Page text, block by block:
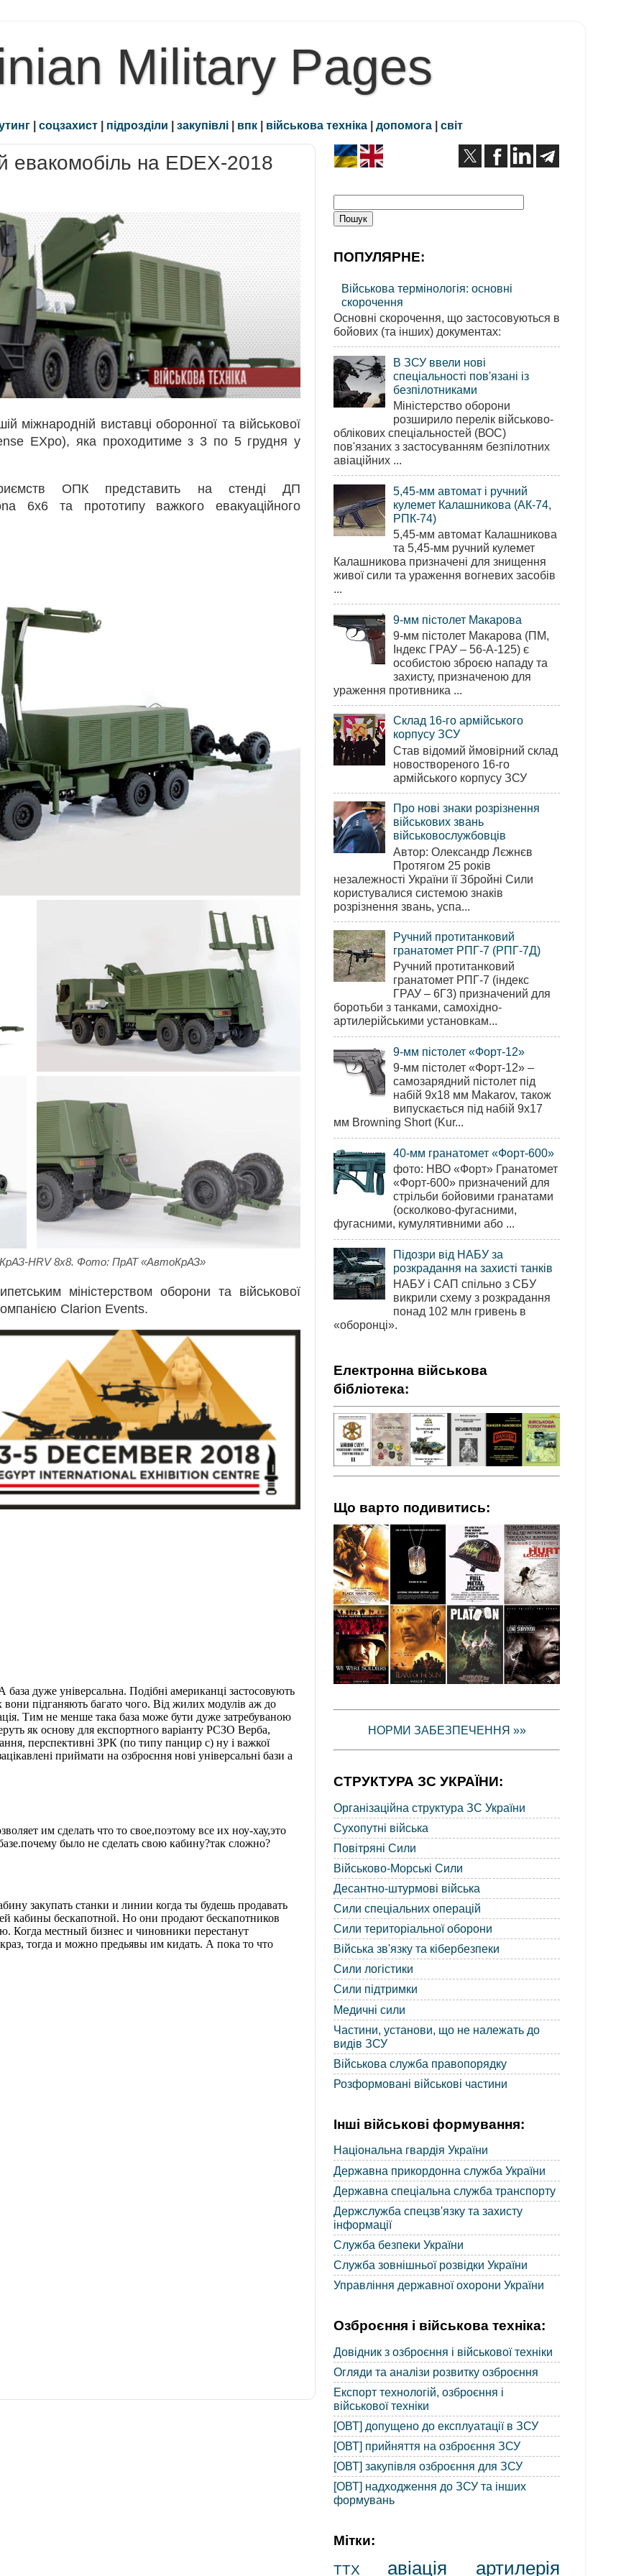
Military Pages
| соцзахист | підрозділи | закупівлі | впк | військова техніка | допомога | світ
евакомобіль на EDEX-2018
міжнародній виставці оборонної та військової
EXpo), яка проходитиме з 3 по 5 грудня у
ОПК представить на стенді ДП
6x6 та прототипу важкого евакуаційного
КрАЗ-HRV 8x8. Фото: ПрАТ «АвтоКрАЗ»
міністерством оборони та військової
Clarion Events.
ПОПУЛЯРНЕ:
Військова термінологія: основні
скорочення
Основні скорочення, що застосовуються в
бойових (та інших) документах:
В ЗСУ ввели нові
спеціальності пов'язані із
безпілотниками
Міністерство оборони
розширило перелік військово-
облікових спеціальностей (ВОС)
пов'язаних з застосуванням безпілотних
авіаційних ...
5,45-мм автомат і ручний
кулемет Калашникова (АК-74,
РПК-74)
5,45-мм автомат Калашникова
та 5,45-мм ручний кулемет
Калашникова призначені для знищення
живої сили та ураження вогневих засобів
...
9-мм пістолет Макарова
9-мм пістолет Макарова (ПМ,
Індекс ГРАУ – 56-А-125) є
особистою зброєю нападу та
захисту, призначеною для
ураження противника ...
Склад 16-го армійського
корпусу ЗСУ
Став відомий ймовірний склад
новоствореного 16-го
армійського корпусу ЗСУ
Про нові знаки розрізнення
військових звань
військовослужбовців
Автор: Олександр Лєжнєв
Протягом 25 років
незалежності України її Збройні Сили
користувалися системою знаків
розрізнення звань, успа...
Ручний протитанковий
гранатомет РПГ-7 (РПГ-7Д)
Ручний протитанковий
гранатомет РПГ-7 (індекс
ГРАУ – 6Г3) призначений для
боротьби з танками, самохідно-
артилерійськими установкам...
9-мм пістолет «Форт-12»
9-мм пістолет «Форт-12» –
самозарядний пістолет під
набій 9х18 мм Makarov, також
випускається під набій 9х17
мм Browning Short (Kur...
40-мм гранатомет «Форт-600»
фото: НВО «Форт» Гранатомет
«Форт-600» призначений для
стрільби бойовими гранатами
(осколково-фугасними,
фугасними, кумулятивними або ...
Підозри від НАБУ за
розкрадання на захисті танків
НАБУ і САП спільно з СБУ
викрили схему з розкрадання
понад 102 млн гривень в
«оборонці».
Електронна військова
бібліотека:
Що варто подивитись:
НОРМИ ЗАБЕЗПЕЧЕННЯ »»
СТРУКТУРА ЗС УКРАЇНИ:
Організаційна структура ЗС України
Сухопутні війська
Повітряні Сили
Військово-Морські Сили
Десантно-штурмові війська
Сили спеціальних операцій
Сили територіальної оборони
Війська зв'язку та кібербезпеки
Сили логістики
Сили підтримки
Медичні сили
Частини, установи, що не належать до
видів ЗСУ
Військова служба правопорядку
Розформовані військові частини
Інші військові формування:
Національна гвардія України
Державна прикордонна служба України
Державна спеціальна служба транспорту
Держслужба спецзв'язку та захисту
інформації
Служба безпеки України
Служба зовнішньої розвідки України
Управління державної охорони України
Озброєння і військова техніка:
Довідник з озброєння і військової техніки
Огляди та аналізи розвитку озброєння
Експорт технологій, озброєння і
військової техніки
[ОВТ] допущено до експлуатації в ЗСУ
[ОВТ] прийняття на озброєння ЗСУ
[ОВТ] закупівля озброєння для ЗСУ
[ОВТ] надходження до ЗСУ та інших
формувань
Мітки:
ТТХ авіація артилерія